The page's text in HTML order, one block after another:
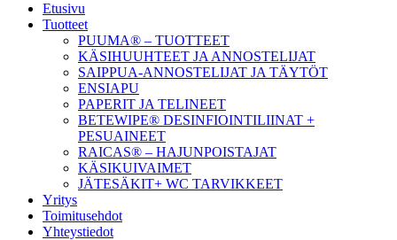
Etusivu
Tuotteet
PUUMA® – TUOTTEET
KÄSIHUUHTEET JA ANNOSTELIJAT
SAIPPUA-ANNOSTELIJAT JA TÄYTÖT
ENSIAPU
PAPERIT JA TELINEET
BETEWIPE® DESINFIOINTILIINAT +
PESUAINEET
RAICAS® – HAJUNPOISTAJAT
KÄSIKUIVAIMET
JÄTESÄKIT+ WC TARVIKKEET
Yritys
Toimitusehdot
Yhteystiedot